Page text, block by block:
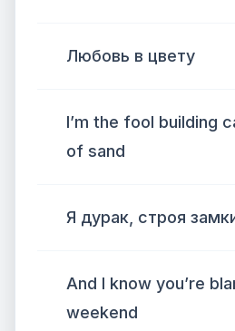
Любовь в цвету
I’m the fool building
of sand
Я дурак, строя
And I know you’re
weekend